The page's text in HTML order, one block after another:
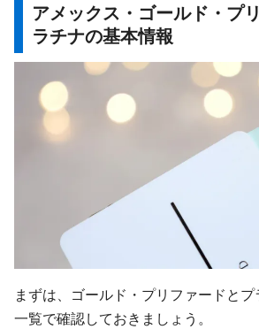
アメックス・ゴールド・プ
ラチナの基本情報
まずは、ゴールド・プリファードと
一覧で確認しておきましょう。